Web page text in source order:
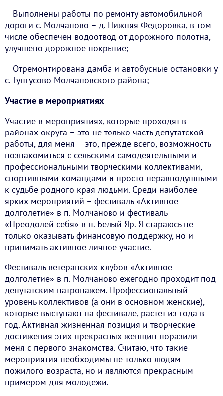
– Выполнены работы по ремонту автомобильной
дороги с. Молчаново – д. Нижняя Федоровка, в том
числе обеспечен водоотвод от дорожного полотна,
улучшено дорожное покрытие;
– Отремонтирована дамба и автобусные остановки у
с. Тунгусово Молчановского района;
Участие в мероприятиях
Участие в мероприятиях, которые проходят в
районах округа – это не только часть депутатской
работы, для меня – это, прежде всего, возможность
познакомиться с сельскими самодеятельными и
профессиональными творческими коллективами,
спортивными командами и просто неравнодушными
к судьбе родного края людьми. Среди наиболее
ярких мероприятий – фестиваль «Активное
долголетие» в п. Молчаново и фестиваль
«Преодолей себя» в п. Белый Яр. Я стараюсь не
только оказывать финансовую поддержку, но и
принимать активное личное участие.
Фестиваль ветеранских клубов «Активное
долголетие» в п. Молчаново ежегодно проходит под
депутатским патронажем. Профессиональный
уровень коллективов (а они в основном женские),
которые выступают на фестивале, растет из года в
год. Активная жизненная позиция и творческие
достижения этих прекрасных женщин поразили
меня с первого знакомства. Считаю, что такие
мероприятия необходимы не только людям
пожилого возраста, но и являются прекрасным
примером для молодежи.